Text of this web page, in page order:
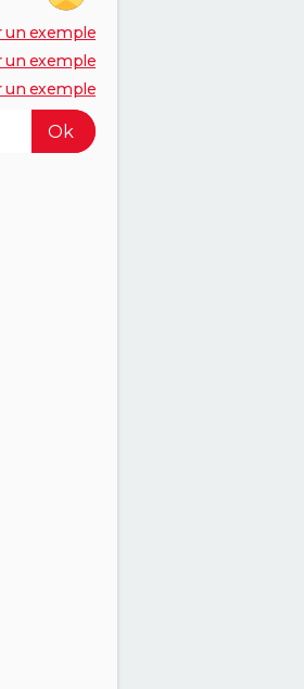
un exemple
un exemple
un exemple